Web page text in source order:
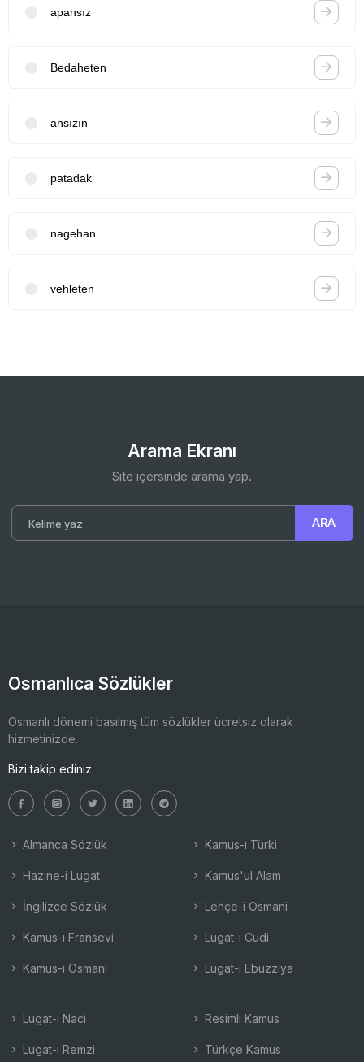
apansız
Bedaheten
ansızın
patadak
nagehan
vehleten
Arama Ekranı
Site içersinde arama yap.
Osmanlıca Sözlükler
Osmanlı dönemi basılmış tüm sözlükler ücretsiz olarak
hizmetinizde.
Bizi takip ediniz:
Almanca Sözlük
Hazine-i Lugat
İngilizce Sözlük
Kamus-ı Fransevi
Kamus-ı Osmani
Kamus-ı Türki
Kamus'ul Alam
Lehçe-i Osmani
Lugat-ı Cudi
Lugat-ı Ebuzziya
Lugat-ı Naci
Lugat-ı Remzi
Resimli Kamus
Türkçe Kamus